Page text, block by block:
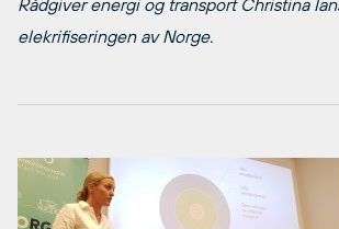
Rådgiver energi og transport Christina
elekrifiseringen av Norge.